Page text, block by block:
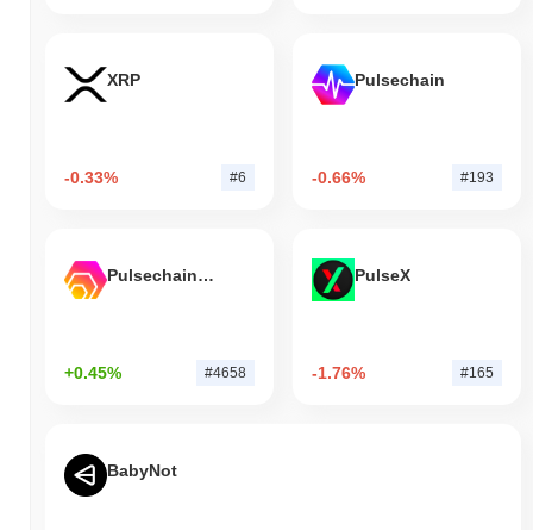
XRP
-0.33% #6
Pulsechain
-0.66% #193
Pulsechain Bridged HEX (Pulsechain)
+0.45% #4658
PulseX
-1.76% #165
BabyNot